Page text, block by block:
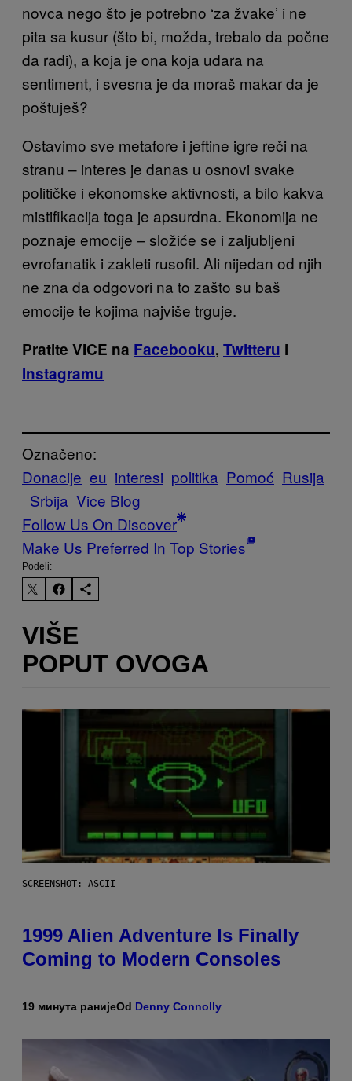
novca nego što je potrebno ‘za žvake’ i ne
pita sa kusur (što bi, možda, trebalo da počne
da radi), a koja je ona koja udara na
sentiment, i svesna je da moraš makar da je
poštuješ?
Ostavimo sve metafore i jeftine igre reči na
stranu – interes je danas u osnovi svake
političke i ekonomske aktivnosti, a bilo kakva
mistifikacija toga je apsurdna. Ekonomija ne
poznaje emocije – složiće se i zaljubljeni
evrofanatik i zakleti rusofil. Ali nijedan od njih
ne zna da odgovori na to zašto su baš
emocije te kojima najviše trguje.
Pratite VICE na Facebooku, Twitteru i
Instagramu
Označeno:
Donacije eu interesi politika Pomoć Rusija
Srbija Vice Blog
Follow Us On Discover
Make Us Preferred In Top Stories
Podeli:
VIŠE
POPUT OVOGA
SCREENSHOT: ASCII
1999 Alien Adventure Is Finally
Coming to Modern Consoles
19 минута ранијеOd Denny Connolly